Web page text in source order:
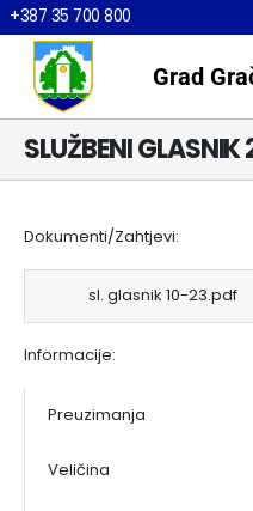
+387 35 700 800
Grad
SLUŽBENI
Dokumenti/Zahtjevi:
sl. glasnik 10-23.pdf
Informacije:
Preuzimanja
Veličina